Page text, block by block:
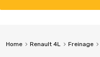
Home Renault 4L Freinage